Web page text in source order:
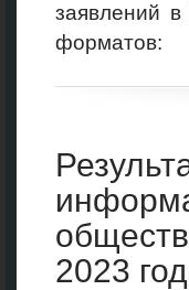
заявлений
форматов:
2023